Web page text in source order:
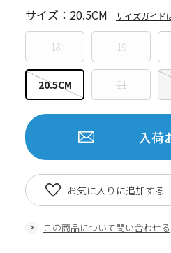
18 19
20.5CM 21
サイズ：20.5CM サイズガイド
入荷
この商品について問い合わせる
お気に入りに追加する